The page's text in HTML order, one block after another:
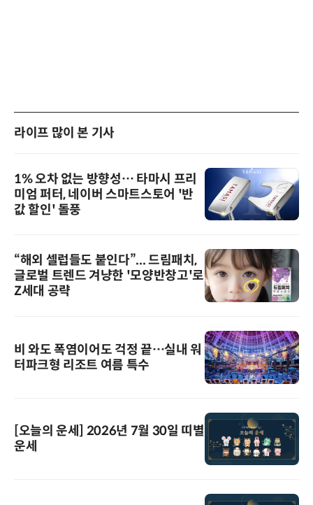
라이프 많이 본 기사
1% 오차 없는 방향성… 타마시 프리
미엄 퍼터, 네이버 스마트스토어 '반
값 할인' 돌풍
“해외 셀럽들도 붙인다”... 드림패치,
글로벌 트렌드 겨냥한 '모양반창고'로
Z세대 공략
비 와도 폭염이어도 걱정 끝…실내 워
터파크형 리조트 여름 특수
[오늘의 운세] 2026년 7월 30일 띠별
운세